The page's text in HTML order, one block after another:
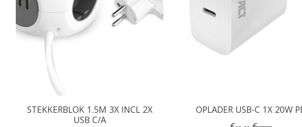
STEKKERBLOK 1.5M 3X INCL 2X
USB C/A
OPLADER USB-C 1X 20W